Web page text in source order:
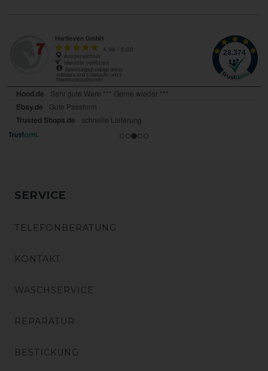
SERVICE
TELEFONBERATUNG
KONTAKT
WASCHSERVICE
REPARATUR
BESTICKUNG